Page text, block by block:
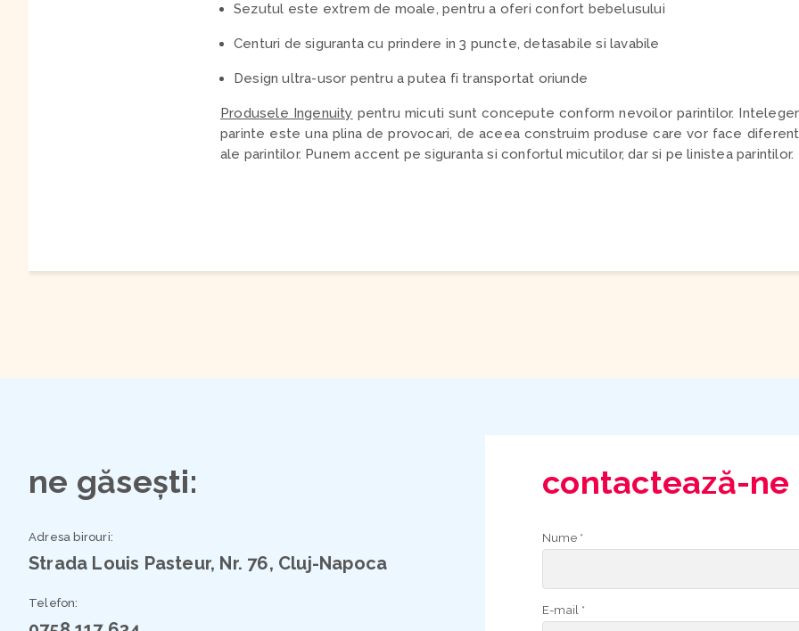
Sezutul este extrem de moale, pentru a oferi confort bebelusului
Centuri de siguranta cu prindere in 3 puncte, detasabile si lavabile
Design ultra-usor pentru a putea fi transportat oriunde
Produsele Ingenuity pentru micuti sunt concepute conform nevoilor parintilor.
parinte este una plina de provocari, de aceea construim produse care vor face
ale parintilor. Punem accent pe siguranta si confortul micutilor, dar si pe linistea parintilor.
ne găsești:
Adresa birouri:
Strada Louis Pasteur, Nr. 76, Cluj-Napoca
Telefon:
contactează-ne
Nume *
E-mail *